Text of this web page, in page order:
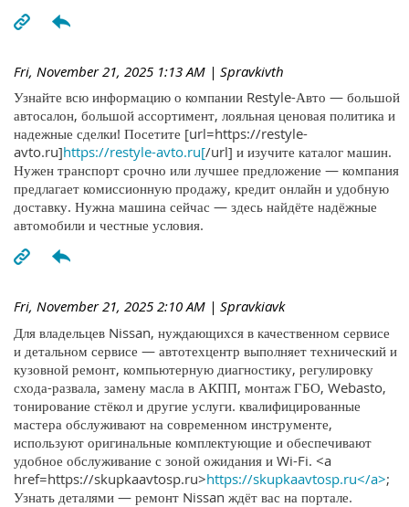
Fri, November 21, 2025 1:13 AM | Spravkivth
Узнайте всю информацию о компании Restyle-Авто — большой
автосалон, большой ассортимент, лояльная ценовая политика и
надежные сделки! Посетите [url=https://restyle-
avto.ru]https://restyle-avto.ru[/url] и изучите каталог машин.
Нужен транспорт срочно или лучшее предложение — компания
предлагает комиссионную продажу, кредит онлайн и удобную
доставку. Нужна машина сейчас — здесь найдёте надёжные
автомобили и честные условия.
Fri, November 21, 2025 2:10 AM | Spravkiavk
Для владельцев Nissan, нуждающихся в качественном сервисе
и детальном сервисе — автотехцентр выполняет технический и
кузовной ремонт, компьютерную диагностику, регулировку
схода-развала, замену масла в АКПП, монтаж ГБО, Webasto,
тонирование стёкол и другие услуги. квалифицированные
мастера обслуживают на современном инструменте,
используют оригинальные комплектующие и обеспечивают
удобное обслуживание с зоной ожидания и Wi-Fi. <a
href=https://skupkaavtosp.ru>https://skupkaavtosp.ru</a>;
Узнать деталями — ремонт Nissan ждёт вас на портале.